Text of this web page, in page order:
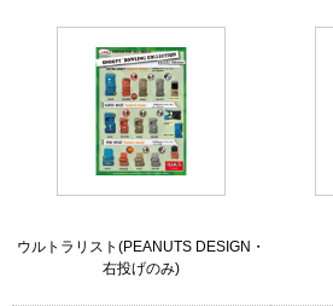
ウルトラリスト(PEANUTS DESIGN・
右投げのみ)